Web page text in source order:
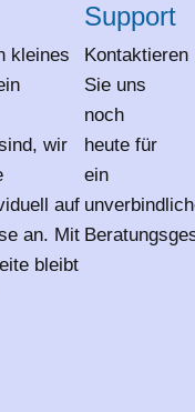
kleines
wir
auf
an. Mit
bleibt
Support
Kontaktieren
Sie uns
noch
heute für
ein